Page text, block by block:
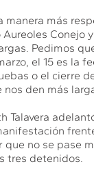
manera más
Conejo
Pedimos
el 15 es la
o el cierre
den más
Talavera
que no se pase
tres detenidos.